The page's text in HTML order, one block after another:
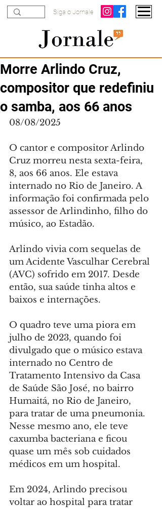
Siga o Jornale
Morre Arlindo Cruz,
compositor que redefiniu
o samba, aos 66 anos
08/08/2025
O cantor e compositor Arlindo
Cruz morreu nesta sexta-feira,
8, aos 66 anos. Ele estava
internado no Rio de Janeiro. A
informação foi confirmada pelo
assessor de Arlindinho, filho do
músico, ao Estadão.
Arlindo vivia com sequelas de
um Acidente Vasculhar Cerebral
(AVC) sofrido em 2017. Desde
então, sua saúde tinha altos e
baixos e internações.
O quadro teve uma piora em
julho de 2023, quando foi
divulgado que o músico estava
internado no Centro de
Tratamento Intensivo da Casa
de Saúde São José, no bairro
Humaitá, no Rio de Janeiro,
para tratar de uma pneumonia.
Nesse mesmo ano, ele teve
caxumba bacteriana e ficou
quase um mês sob cuidados
médicos em um hospital.
Em 2024, Arlindo precisou
voltar ao hospital para tratar